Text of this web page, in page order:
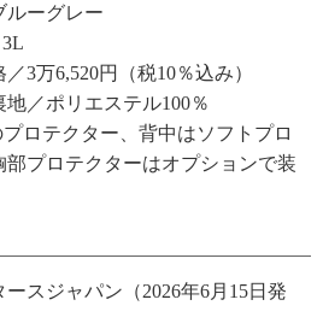
ルーグレー
3万6,520円（税10％込み）
地／ポリエステル100％
ロテクター、背中はソフトプロ
プロテクターはオプションで装
スジャパン（2026年6月15日発